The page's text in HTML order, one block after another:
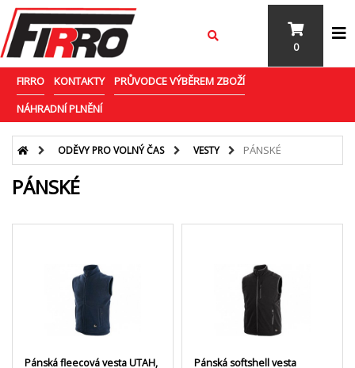
0
FIRRO KONTAKTY
PRŮVODCE VÝBĚREM ZBOŽÍ
NÁHRADNÍ PLNĚNÍ
ODĚVY PRO VOLNÝ ČAS VESTY PÁNSKÉ
PÁNSKÉ
Pánská fleecová vesta UTAH,
Pánská softshell vesta